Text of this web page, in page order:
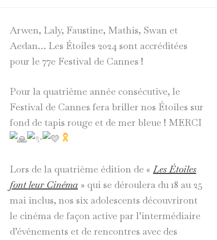
Arwen, Laly, Faustine, Mathis, Swan et
Aedan… Les Étoiles 2024 sont accréditées
pour le 77e Festival de Cannes !
Pour la quatrième année consécutive, le
Festival de Cannes fera briller nos Étoiles sur
fond de tapis rouge et de mer bleue ! MERCI
Lors de la quatrième édition de «Les Étoiles
font leur Cinéma » qui se déroulera du 18 au 25
mai inclus, nos six adolescents découvriront
le cinéma de façon active par l’intermédiaire
d’événements et de rencontres avec des